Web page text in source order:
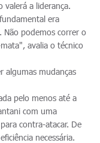
valerá a liderança.
era
Não podemos correr o
avalia o técnico
algumas mudanças
pelo menos até a
com uma
contra-atacar. De
necessária.